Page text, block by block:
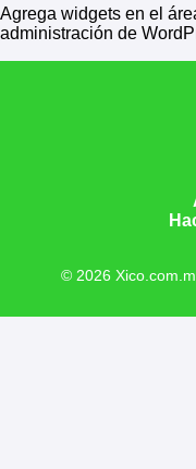
Agrega widgets en el
administración de
© 2026